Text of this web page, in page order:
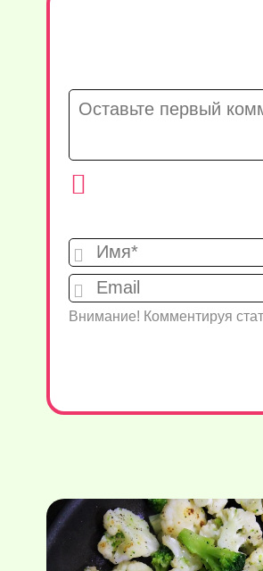
Внимание! Комментируя